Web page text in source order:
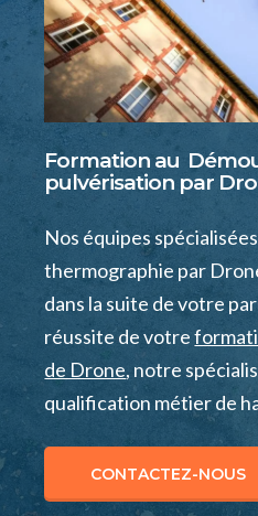
Formation au
pulvérisation par
Nos équipes
thermographie par
dans la suite de votre
réussite de votre
de Drone, notre
qualification métier de
CONTACTEZ-NOUS